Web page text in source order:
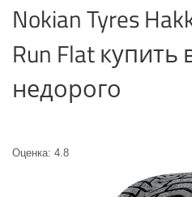
Nokian Tyres
Run Flat
недорого
Оценка: 4.8